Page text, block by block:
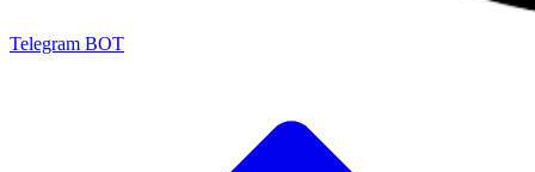
Telegram BOT